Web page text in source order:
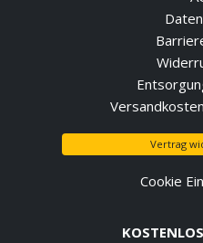
Vertrag
Cookie